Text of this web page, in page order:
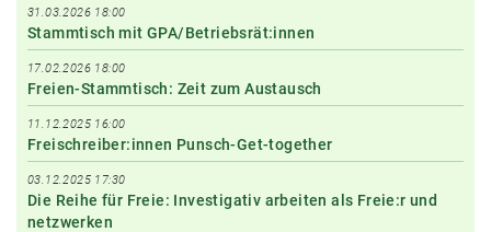
31.03.2026 18:00
Stammtisch mit GPA/Betriebsrät:innen
17.02.2026 18:00
Freien-Stammtisch: Zeit zum Austausch
11.12.2025 16:00
Freischreiber:innen Punsch-Get-together
03.12.2025 17:30
Die Reihe für Freie: Investigativ arbeiten als Freie:r und
netzwerken